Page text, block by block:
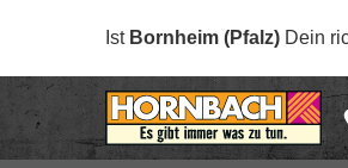
Ist Bornheim (Pfalz) Dein